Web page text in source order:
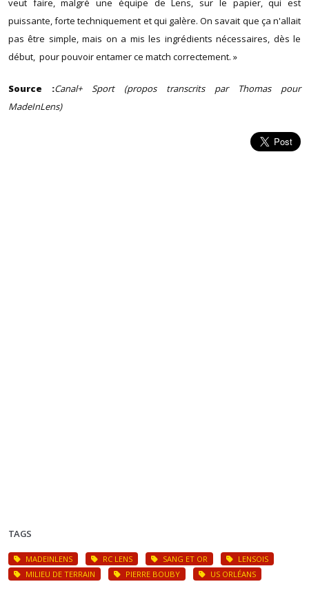
puissante, forte techniquement et qui galère. On savait que ça n'allait
pas être simple, mais on a mis les ingrédients nécessaires, dès le
début, pour pouvoir entamer ce match correctement. »
Source :Canal+ Sport (propos transcrits par Thomas pour
MadeInLens)
TAGS
MADEINLENS RC LENS SANG ET OR
LENSOIS
MILIEU DE TERRAIN
PIERRE BOUBY US ORLÉANS